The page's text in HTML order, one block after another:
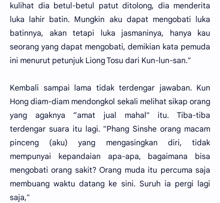
kulihat dia betul-betul patut ditolong, dia menderita
luka lahir batin. Mungkin aku dapat mengobati luka
batinnya, akan tetapi luka jasmaninya, hanya kau
seorang yang dapat mengobati, demikian kata pemuda
ini menurut petunjuk Liong Tosu dari Kun-lun-san."
Kembali sampai lama tidak terdengar jawaban. Kun
Hong diam-diam mendongkol sekali melihat sikap orang
yang agaknya ”amat jual mahal" itu. Tiba-tiba
terdengar suara itu lagi. "Phang Sinshe orang macam
pinceng (aku) yang mengasingkan diri, tidak
mempunyai kepandaian apa-apa, bagaimana bisa
mengobati orang sakit? Orang muda itu percuma saja
membuang waktu datang ke sini. Suruh ia pergi lagi
saja,"